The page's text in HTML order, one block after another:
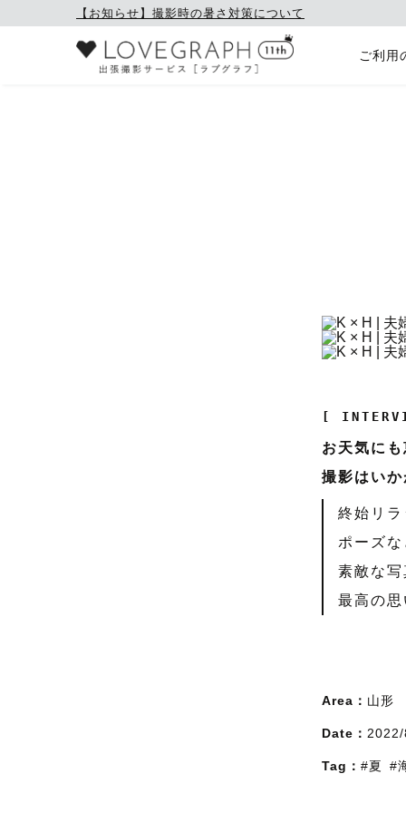
【お知らせ】撮影時の暑さ対策について
ご利用
[
お天気に
撮影はい
終始リ
ポーズ
素敵な
最高の
Area： 山形
Date：
Tag： #夏 #